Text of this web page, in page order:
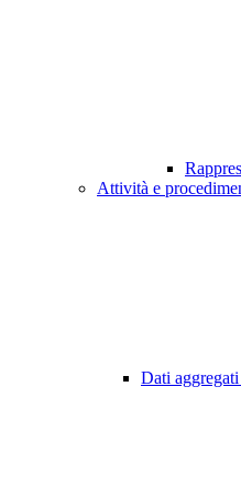
Attività e
Dati